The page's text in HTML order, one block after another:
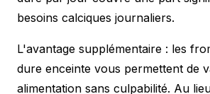
besoins calciques journaliers.
L'avantage supplémentaire : les
dure enceinte vous permettent de
alimentation sans culpabilité. Au